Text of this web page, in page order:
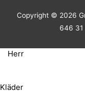
Copyright © 2026
646 31
Herr
Kläder